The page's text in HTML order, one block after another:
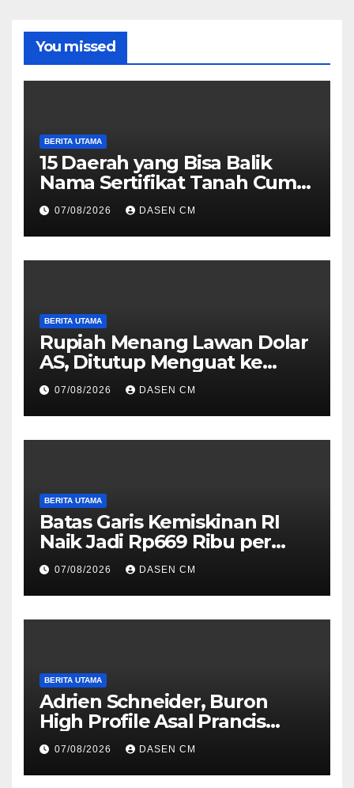
You missed
BERITA UTAMA
15 Daerah yang Bisa Balik
Nama Sertifikat Tanah Cuma
10 Hari, Cek Syarat dan
Caranya
07/08/2026 DASEN CM
BERITA UTAMA
Rupiah Menang Lawan Dolar
AS, Ditutup Menguat ke
Rp17.910
07/08/2026 DASEN CM
BERITA UTAMA
Batas Garis Kemiskinan RI
Naik Jadi Rp669 Ribu per
Orang per Bulan
07/08/2026 DASEN CM
BERITA UTAMA
Adrien Schneider, Buron
High Profile Asal Prancis
Ditangkap di Jakarta
07/08/2026 DASEN CM